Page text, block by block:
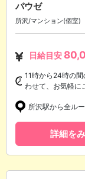
パウゼ
所沢/マンション(個室)
日給目安
11時から24時の
わせて、お気軽に
所沢駅から全ル
詳細を